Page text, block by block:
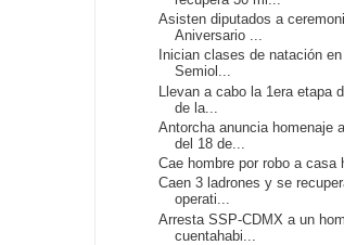
Asisten diputados a
Aniversario ...
Inician clases de natación
Semiol...
Llevan a cabo la 1era etapa
de la...
Antorcha anuncia homenaje
del 18 de...
Cae hombre por robo a casa
Caen 3 ladrones y se
operati...
Arresta SSP-CDMX a un
cuentahabi...